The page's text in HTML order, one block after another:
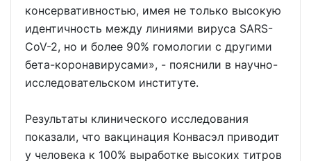
консервативностью, имея не только высокую
идентичность между линиями вируса SARS-
CoV-2, но и более 90% гомологии с другими
бета-коронавирусами», - пояснили в научно-
исследовательском институте.
Результаты клинического исследования
показали, что вакцинация Конвасэл приводит
у человека к 100% выработке высоких титров